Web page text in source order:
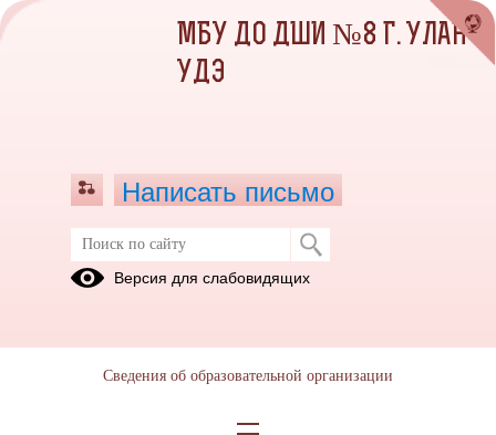
МБУ ДО ДШИ №8 Г. УЛАН-
УДЭ
Написать письмо
Версия для слабовидящих
Сведения об образовательной организации